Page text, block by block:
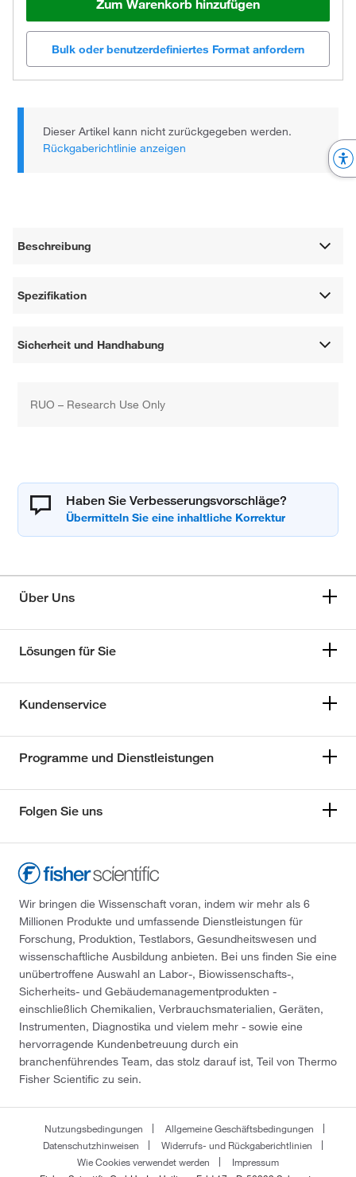
Zum Warenkorb hinzufügen
Bulk oder benutzerdefiniertes Format anfordern
Dieser Artikel kann nicht zurückgegeben werden.
Rückgaberichtlinie anzeigen
Beschreibung
Spezifikation
Sicherheit und Handhabung
RUO – Research Use Only
Haben Sie Verbesserungsvorschläge?
Über Uns
Lösungen für Sie
Kundenservice
Programme und Dienstleistungen
Folgen Sie uns
Wir bringen die Wissenschaft voran, indem wir mehr als 6
Millionen Produkte und umfassende Dienstleistungen für
Forschung, Produktion, Testlabors, Gesundheitswesen und
wissenschaftliche Ausbildung anbieten. Bei uns finden Sie eine
unübertroffene Auswahl an Labor-, Biowissenschafts-,
Sicherheits- und Gebäudemanagementprodukten -
einschließlich Chemikalien, Verbrauchsmaterialien, Geräten,
Instrumenten, Diagnostika und vielem mehr - sowie eine
hervorragende Kundenbetreuung durch ein
branchenführendes Team, das stolz darauf ist, Teil von Thermo
Fisher Scientific zu sein.
Nutzungsbedingungen
Allgemeine Geschäftsbedingungen
Datenschutzhinweisen
Widerrufs- und Rückgaberichtlinien
Wie Cookies verwendet werden
Impressum